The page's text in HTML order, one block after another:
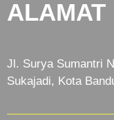
ALAMAT
Jl. Surya Sumantri
Sukajadi, Kota